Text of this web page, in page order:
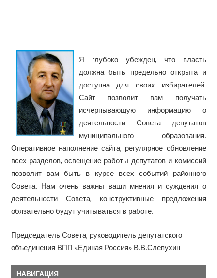
Я глубоко убежден, что власть
должна быть предельно открыта и
доступна для своих избирателей.
Сайт позволит вам получать
исчерпывающую информацию о
деятельности Совета депутатов
муниципального образования.
Оперативное наполнение сайта, регулярное обновление
всех разделов, освещение работы депутатов и комиссий
позволит вам быть в курсе всех событий районного
Совета. Нам очень важны ваши мнения и суждения о
деятельности Совета, конструктивные предложения
обязательно будут учитываться в работе.
Председатель Совета, руководитель депутатского
объединения ВПП «Единая Россия» В.В.Слепухин
НАВИГАЦИЯ